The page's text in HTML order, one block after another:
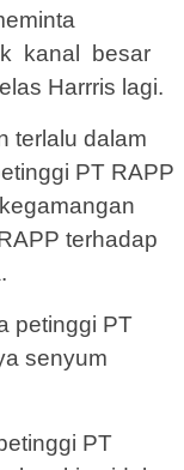
kanal besar
Harrris lagi.
terlalu dalam
PT RAPP
terhadap
petinggi PT
senyum
PT